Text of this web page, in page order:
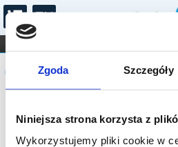
Zgoda Szczegóły
Niniejsza strona korzysta z
Wykorzystujemy pliki cookie w
FILHARMONIA OPERA I BALET
DLA DZIECI
Komunikat
Seans wyprzedany.